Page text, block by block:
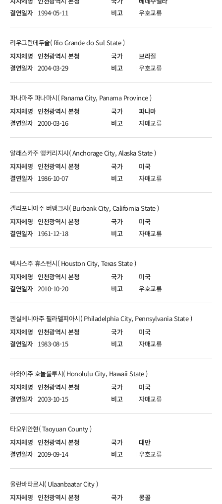
1994-05-11 우호교류
인천광역시 본청 브라질
리우그란데두술( Rio Grande do Sul State )
2004-03-29 우호교류
인천광역시 본청 파나마
파나마주 파나마시( Panama City, Panama Province )
2000-03-16 자매교류
인천광역시 본청 미국
알래스카주 앵커리지시( Anchorage City, Alaska State )
1986-10-07 자매교류
인천광역시 본청 미국
캘리포니아주 버뱅크시( Burbank City, California State )
1961-12-18 자매교류
인천광역시 본청 미국
텍사스주 휴스턴시( Houston City, Texas State )
2010-10-20 우호교류
인천광역시 본청 미국
펜실베니아주 필라델피아시( Philadelphia City, Pennsylvania State )
1983-08-15 자매교류
인천광역시 본청 미국
하와이주 호놀룰루시( Honolulu City, Hawaii State )
2003-10-15 자매교류
인천광역시 본청 대만
타오위안현( Taoyuan County )
2009-09-14 우호교류
인천광역시 본청 몽골
울란바타르시( Ulaanbaatar City )